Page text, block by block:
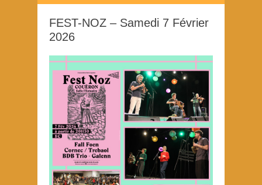
FEST-NOZ – Samedi 7 Février
2026